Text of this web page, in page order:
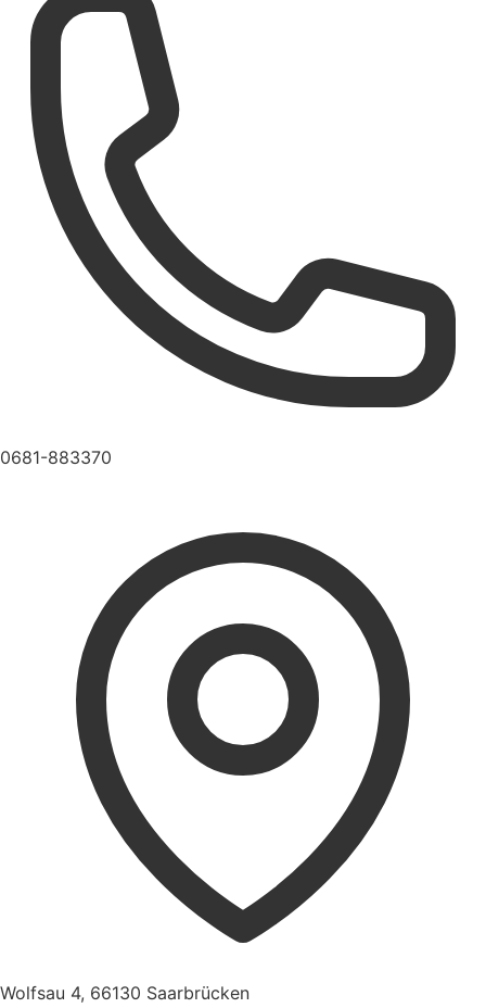
0681-883370
Wolfsau 4, 66130 Saarbrücken